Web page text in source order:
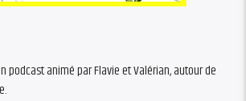
podcast animé par Flavie et Valérian, autour de